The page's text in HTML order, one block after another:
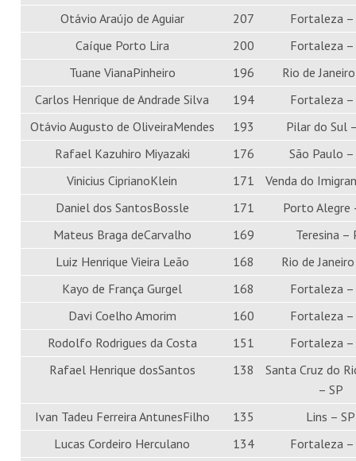
Otávio Araújo de Aguiar
207
Fortaleza –
Caíque Porto Lira
200
Fortaleza –
Tuane VianaPinheiro
196
Rio de
Carlos Henrique de Andrade Silva
194
Fortaleza –
Otávio Augusto de OliveiraMendes
193
Pilar do Sul
Rafael Kazuhiro Miyazaki
176
São Paulo –
Vinicius CiprianoKlein
171
Venda do
Daniel dos SantosBossle
171
Porto Alegre
Mateus Braga deCarvalho
169
Teresina –
Luiz Henrique Vieira Leão
168
Rio de
Kayo de França Gurgel
168
Fortaleza –
Davi Coelho Amorim
160
Fortaleza –
Rodolfo Rodrigues da Costa
151
Fortaleza –
Rafael Henrique dosSantos
138
Santa Cruz do
– SP
Ivan Tadeu Ferreira AntunesFilho
135
Lins – SP
Lucas Cordeiro Herculano
134
Fortaleza –